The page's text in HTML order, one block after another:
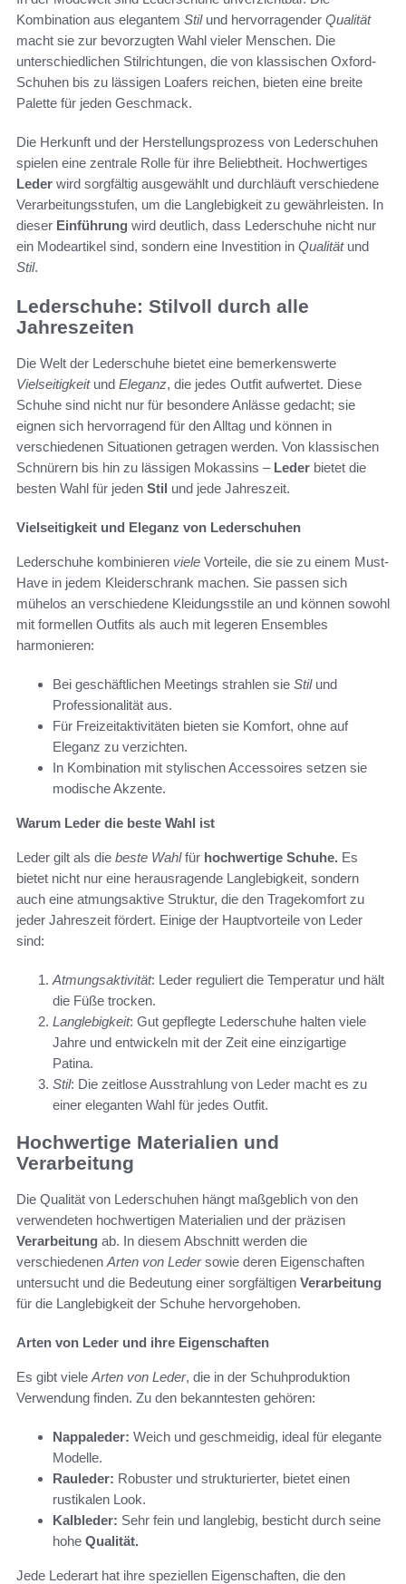
Kombination aus elegantem Stilund hervorragender Qualität
macht sie zur bevorzugten Wahl vieler Menschen. Die
unterschiedlichen Stilrichtungen, die von klassischen Oxford-
Schuhen bis zu lässigen Loafers reichen, bieten eine breite
Palette für jeden Geschmack.
Die Herkunft und der Herstellungsprozess von Lederschuhen
spielen eine zentrale Rolle für ihre Beliebtheit. Hochwertiges
Leder wird sorgfältig ausgewählt und durchläuft verschiedene
Verarbeitungsstufen, um die Langlebigkeit zu gewährleisten. In
dieser Einführung wird deutlich, dass Lederschuhe nicht nur
ein Modeartikel sind, sondern eine Investition in Qualitätund
Stil.
Lederschuhe: Stilvoll durch alle
Jahreszeiten
Die Welt der Lederschuhe bietet eine bemerkenswerte
Vielseitigkeitund Eleganz, die jedes Outfit aufwertet. Diese
Schuhe sind nicht nur für besondere Anlässe gedacht; sie
eignen sich hervorragend für den Alltag und können in
verschiedenen Situationen getragen werden. Von klassischen
Schnürern bis hin zu lässigen Mokassins – Leder bietet die
besten Wahl für jeden Stil und jede Jahreszeit.
Vielseitigkeit und Eleganz von Lederschuhen
Lederschuhe kombinieren viele Vorteile, die sie zu einem Must-
Have in jedem Kleiderschrank machen. Sie passen sich
mühelos an verschiedene Kleidungsstile an und können sowohl
mit formellen Outfits als auch mit legeren Ensembles
harmonieren:
Bei geschäftlichen Meetings strahlen sie Stilund
Professionalität aus.
Für Freizeitaktivitäten bieten sie Komfort, ohne auf
Eleganz zu verzichten.
In Kombination mit stylischen Accessoires setzen sie
modische Akzente.
Warum Leder die beste Wahl ist
Leder gilt als die beste Wahlfür hochwertige Schuhe. Es
bietet nicht nur eine herausragende Langlebigkeit, sondern
auch eine atmungsaktive Struktur, die den Tragekomfort zu
jeder Jahreszeit fördert. Einige der Hauptvorteile von Leder
sind:
Atmungsaktivität: Leder reguliert die Temperatur und hält
die Füße trocken.
Langlebigkeit: Gut gepflegte Lederschuhe halten viele
Jahre und entwickeln mit der Zeit eine einzigartige
Patina.
Stil: Die zeitlose Ausstrahlung von Leder macht es zu
einer eleganten Wahl für jedes Outfit.
Hochwertige Materialien und
Verarbeitung
Die Qualität von Lederschuhen hängt maßgeblich von den
verwendeten hochwertigen Materialien und der präzisen
Verarbeitung ab. In diesem Abschnitt werden die
verschiedenen Arten von Ledersowie deren Eigenschaften
untersucht und die Bedeutung einer sorgfältigen Verarbeitung
für die Langlebigkeit der Schuhe hervorgehoben.
Arten von Leder und ihre Eigenschaften
Es gibt viele Arten von Leder, die in der Schuhproduktion
Verwendung finden. Zu den bekanntesten gehören:
Nappaleder: Weich und geschmeidig, ideal für elegante
Modelle.
Rauleder: Robuster und strukturierter, bietet einen
rustikalen Look.
Kalbleder: Sehr fein und langlebig, besticht durch seine
hohe Qualität.
Jede Lederart hat ihre speziellen Eigenschaften, die den